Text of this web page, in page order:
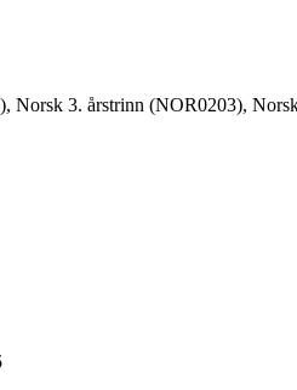
Norsk 3. årstrinn (NOR0203),